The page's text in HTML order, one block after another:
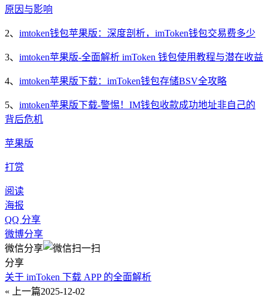
原因与影响
2、 imtoken钱包苹果版：深度剖析，imToken钱包交易费多少
3、 imtoken苹果版-全面解析 imToken 钱包使用教程与潜在收益
4、 imtoken苹果版下载：imToken钱包存储BSV全攻略
5、 imtoken苹果版下载-警惕！IM钱包收款成功地址非自己的
背后危机
苹果版
打赏
阅读
海报
QQ 分享
微博分享
微信分享
分享
关于 imToken 下载 APP 的全面解析
« 上一篇2025-12-02